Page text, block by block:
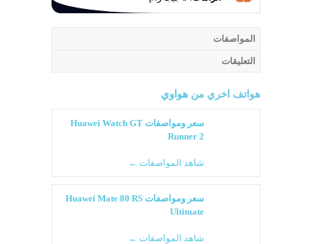
المواصفات
التعليقات
هواتف اخري من هواوي
سعر ومواصفات Huawei Watch GT
Runner 2
شاهد المواصفات ←
سعر ومواصفات Huawei Mate 80 RS
Ultimate
شاهد المواصفات ←